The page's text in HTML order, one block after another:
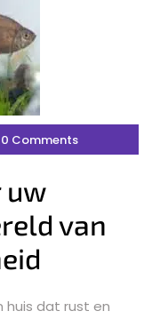
0 Comments
uw
van
huis dat rust en